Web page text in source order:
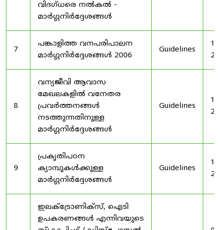
വിദഗ്ധരെ നൽകൽ -
മാർഗ്ഗനിർദ്ദേശങ്ങൾ
7
പങ്കാളിത്ത വനപരിപാലന
മാർഗ്ഗനിർദ്ദേശങ്ങൾ 2006
Guidelines
8
വന്യജീവി ആവാസ
മേഖലകളിൽ വനേതര
പ്രവർത്തനങ്ങൾ
നടത്തുന്നതിനുള്ള
മാർഗ്ഗനിർദ്ദേശങ്ങൾ
Guidelines
9
പ്രകൃതിപഠന
ക്യാമ്പുകൾക്കുള്ള
മാർഗ്ഗനിർദ്ദേശങ്ങൾ
Guidelines
ഇലക്‌ട്രോണിക്‌സ്, ഐടി
ഉപകരണങ്ങൾ എന്നിവയുടെ